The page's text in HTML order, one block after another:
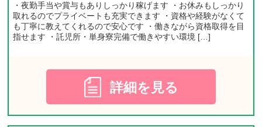
・夜勤手当や賞与もありしっかり稼げます ・お休みもしっかり
取れるのでプライベートも充実できます ・資格や経験がなくて
も丁寧に教えてくれるので安心です ・働きながら資格取得を目
指せます ・託児所・単身寮完備で働きやすい環境 […]
詳細を見る